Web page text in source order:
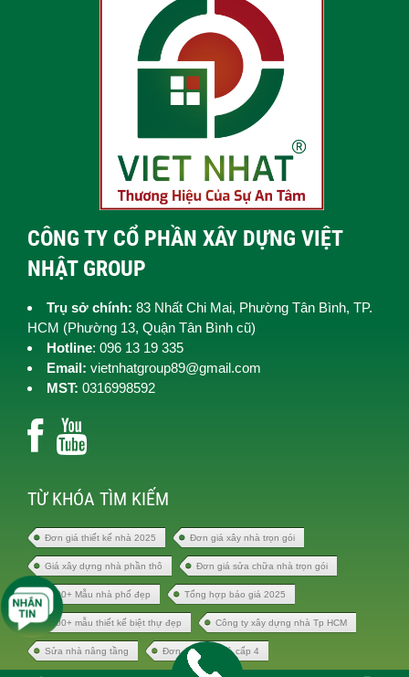
CÔNG TY CỔ PHẦN XÂY DỰNG VIỆT
NHẬT GROUP
Trụ sở chính: 83 Nhất Chi Mai, Phường Tân Bình, TP.
HCM (Phường 13, Quận Tân Bình cũ)
Hotline: 096 13 19 335
Email: vietnhatgroup89@gmail.com
MST: 0316998592
TỪ KHÓA TÌM KIẾM
Đơn giá thiết kế nhà 2025 Đơn giá xây nhà trọn gói
Giá xây dựng nhà phần thô Đơn giá sửa chữa nhà trọn gói
1000+ Mẫu nhà phố đẹp Tổng hợp báo giá 2025
1000+ mẫu thiết kế biệt thự đẹp Công ty xây dựng nhà Tp HCM
Sửa nhà nâng tầng Đơn giá xây nhà cấp 4